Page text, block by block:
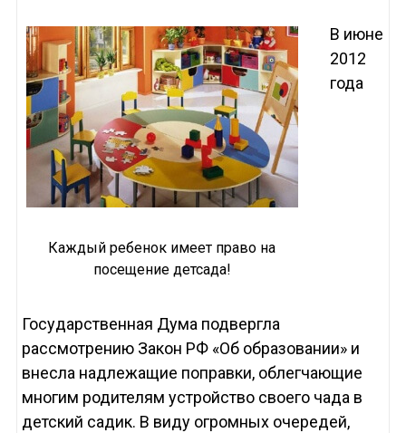
Каждый ребенок имеет право на
посещение детсада!
В июне
2012
года
Государственная Дума подвергла
рассмотрению Закон РФ «Об образовании» и
внесла надлежащие поправки, облегчающие
многим родителям устройство своего чада в
детский садик. В виду огромных очередей,